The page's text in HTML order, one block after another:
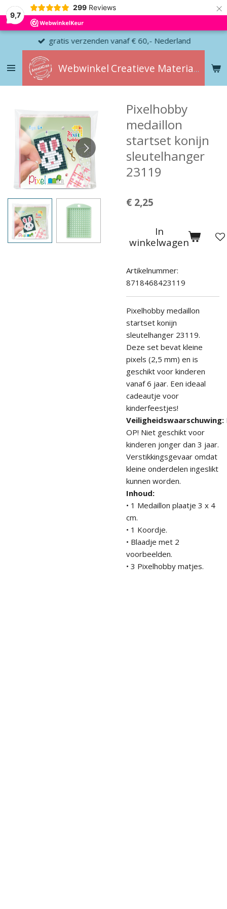
9,7
299 Reviews ×
Webwinkel Creatieve Materialen
gratis verzenden vanaf € 60,- Nederland
Pixelhobby
medaillon
startset konijn
sleutelhanger
23119
€ 2,25
In
winkelwagen
Artikelnummer:
8718468423119
Pixelhobby medaillon
startset konijn
sleutelhanger 23119.
Deze set bevat kleine
pixels (2,5 mm) en is
geschikt voor kinderen
vanaf6 jaar. Een ideaal
cadeautje voor
kinderfeestjes!
Veiligheidswaarschuwing:
OP! Niet geschikt voor
kinderen jonger dan 3 jaar.
Verstikkingsgevaar omdat
kleine onderdelen ingeslikt
kunnen worden.
Inhoud:
• 1 Medaillon plaatje 3 x 4
cm.
• 1 Koordje.
• Blaadje met 2
voorbeelden.
• 3 Pixelhobby matjes.